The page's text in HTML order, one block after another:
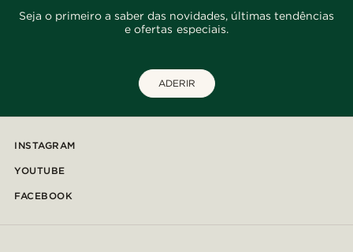
Seja o primeiro a saber das novidades, últimas tendências
e ofertas especiais.
ADERIR
INSTAGRAM
YOUTUBE
FACEBOOK